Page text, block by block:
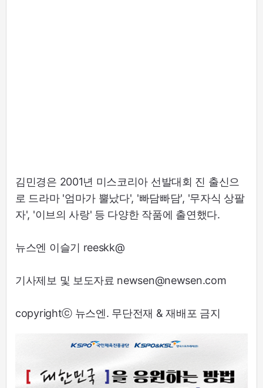
김민경은 2001년 미스코리아 선발대회 진 출신으
로 드라마 '엄마가 뿔났다', '빠담빠담', '무자식 상팔
자', '이브의 사랑' 등 다양한 작품에 출연했다.
뉴스엔 이슬기 reeskk@
기사제보 및 보도자료 newsen@newsen.com
copyrightⓒ 뉴스엔. 무단전재 & 재배포 금지